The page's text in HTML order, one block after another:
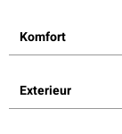
Komfort
Exterieur